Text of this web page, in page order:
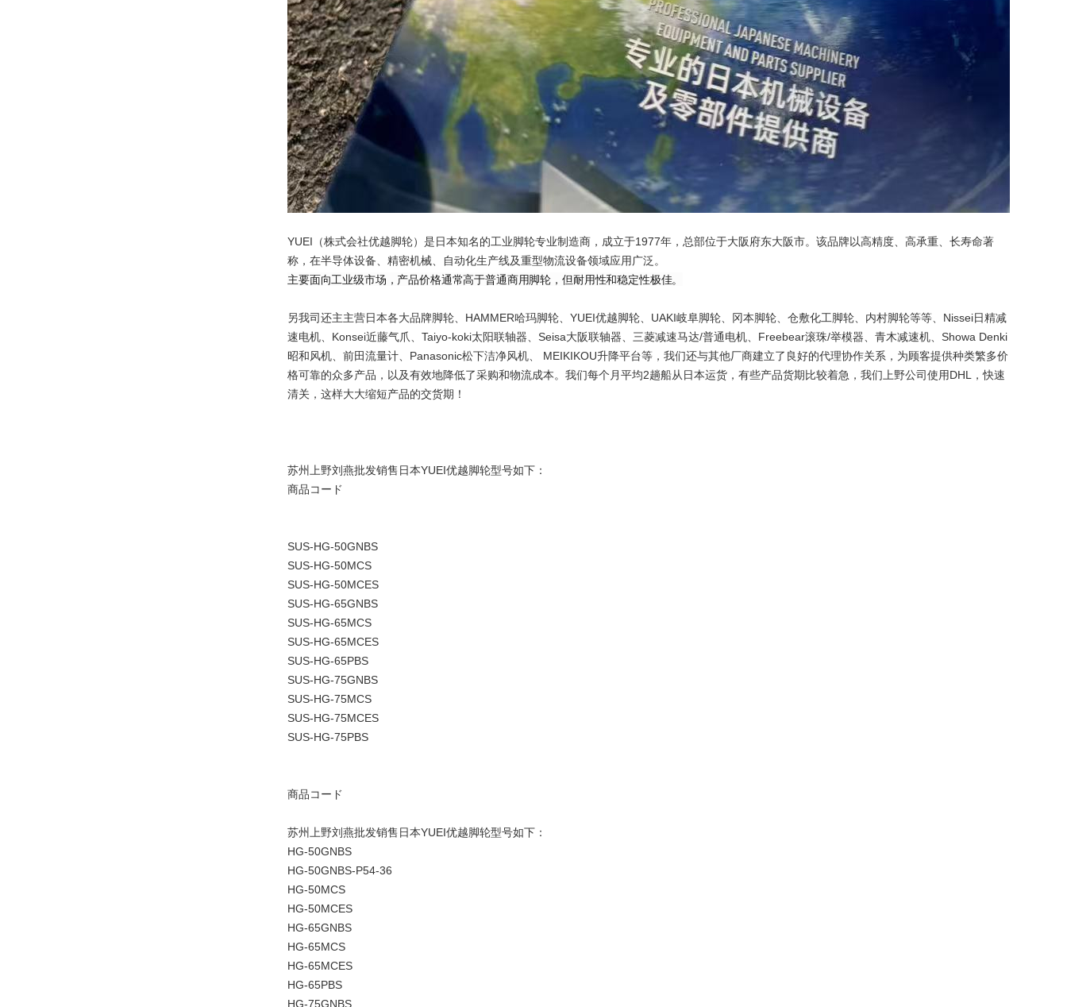
YUEI（株式会社优越脚轮）是日本知名的工业脚轮专业制造商，成立于1977年，总部位于大阪府东大阪市。该品牌以高精度、高承重、长寿命著
称，在半导体设备、精密机械、自动化生产线及重型物流设备领域应用广泛。
主要面向工业级市场，产品价格通常高于普通商用脚轮，但耐用性和稳定性极佳。
另我司还主主营日本各大品牌脚轮、HAMMER哈玛脚轮、YUEI优越脚轮、UAKI岐阜脚轮、冈本脚轮、仓敷化工脚轮、内村脚轮等等、Nissei日精减
速电机、Konsei近藤气爪、Taiyo-koki太阳联轴器、Seisa大阪联轴器、三菱减速马达/普通电机、Freebear滚珠/举模器、青木减速机、Showa Denki
昭和风机、前田流量计、Panasonic松下洁净风机、 MEIKIKOU升降平台等，我们还与其他厂商建立了良好的代理协作关系，为顾客提供种类繁多价
格可靠的众多产品，以及有效地降低了采购和物流成本。我们每个月平均2趟船从日本运货，有些产品货期比较着急，我们上野公司使用DHL，快速
清关，这样大大缩短产品的交货期！
苏州上野刘燕批发销售日本YUEI优越脚轮型号如下：
商品コード
SUS-HG-50GNBS
SUS-HG-50MCS
SUS-HG-50MCES
SUS-HG-65GNBS
SUS-HG-65MCS
SUS-HG-65MCES
SUS-HG-65PBS
SUS-HG-75GNBS
SUS-HG-75MCS
SUS-HG-75MCES
SUS-HG-75PBS
商品コード
苏州上野刘燕批发销售日本YUEI优越脚轮型号如下：
HG-50GNBS
HG-50GNBS-P54-36
HG-50MCS
HG-50MCES
HG-65GNBS
HG-65MCS
HG-65MCES
HG-65PBS
HG-75GNBS